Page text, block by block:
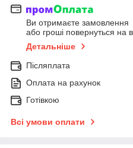
Ви отримаєте замовлення
або гроші повернуться на
Детальніше
Післяплата
Оплата на рахунок
Готівкою
Всі умови оплати